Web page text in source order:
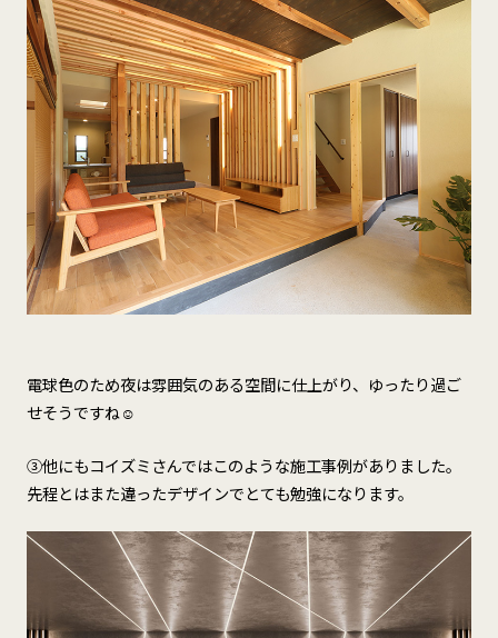
電球色のため夜は雰囲気のある空間に仕上がり、ゆったり過ご
せそうですね☺
③他にもコイズミさんではこのような施工事例がありました。
先程とはまた違ったデザインでとても勉強になります。